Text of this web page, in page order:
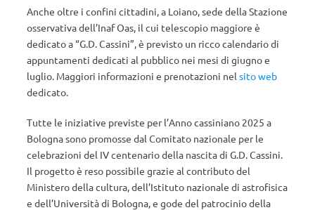
Anche oltre i confini cittadini, a Loiano, sede della Stazione
osservativa dell’Inaf Oas, il cui telescopio maggiore è
dedicato a “G.D. Cassini”, è previsto un ricco calendario di
appuntamenti dedicati al pubblico nei mesi di giugno e
luglio. Maggiori informazioni e prenotazioni nel sito web
dedicato.
Tutte le iniziative previste per l’Anno cassiniano 2025 a
Bologna sono promosse dal Comitato nazionale per le
celebrazioni del IV centenario della nascita di G.D. Cassini.
Il progetto è reso possibile grazie al contributo del
Ministero della cultura, dell’Istituto nazionale di astrofisica
e dell’Università di Bologna, e gode del patrocinio della